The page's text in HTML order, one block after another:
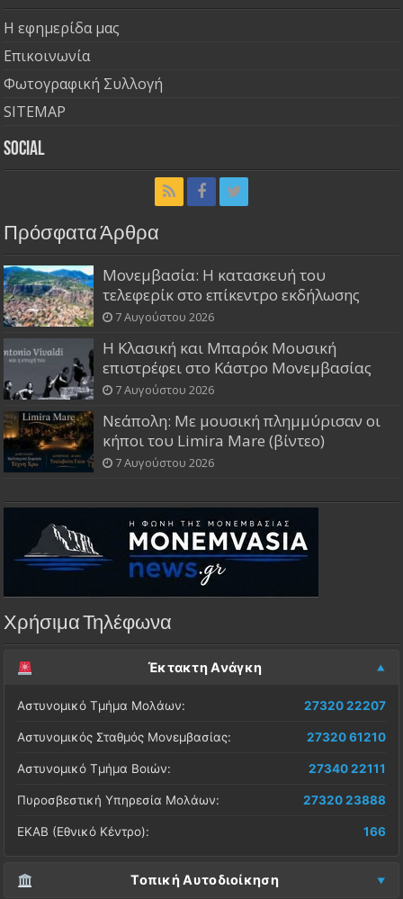
Η εφημερίδα μας
Επικοινωνία
Φωτογραφική Συλλογή
SITEMAP
Social
Πρόσφατα Άρθρα
Μονεμβασία: Η κατασκευή του
τελεφερίκ στο επίκεντρο εκδήλωσης
7 Αυγούστου 2026
Η Κλασική και Μπαρόκ Μουσική
επιστρέφει στο Κάστρο Μονεμβασίας
7 Αυγούστου 2026
Νεάπολη: Με μουσική πλημμύρισαν οι
κήποι του Limira Mare (βίντεο)
7 Αυγούστου 2026
Χρήσιμα Τηλέφωνα
Έκτακτη Ανάγκη
Αστυνομικό Τμήμα Μολάων: 27320 22207
Αστυνομικός Σταθμός Μονεμβασίας: 27320 61210
Αστυνομικό Τμήμα Βοιών: 27340 22111
Πυροσβεστική Υπηρεσία Μολάων: 27320 23888
ΕΚΑΒ (Εθνικό Κέντρο): 166
Τοπική Αυτοδιοίκηση